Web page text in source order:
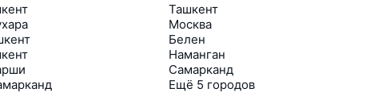
Ташкент
Москва
Белен
Наманган
Самарканд
Ещё 5 городов